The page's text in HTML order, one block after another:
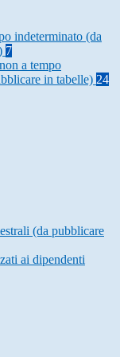
indeterminato (da
7
a tempo
in tabelle) 24
(da pubblicare
ai dipendenti